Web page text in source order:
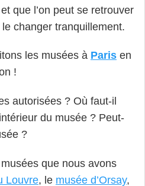
que l’on peut se retrouver
changer tranquillement.
les musées à Paris en
!
autorisées ? Où faut-il
du musée ? Peut-
?
que nous avons
Louvre, le musée d’Orsay,